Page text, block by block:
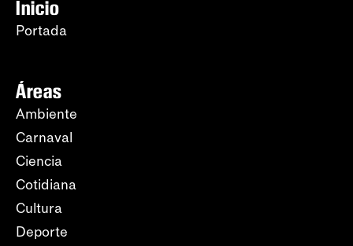
Inicio
Portada
Áreas
Ambiente
Carnaval
Ciencia
Cotidiana
Cultura
Deporte